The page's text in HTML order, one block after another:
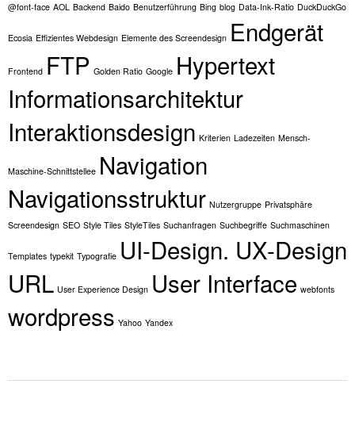
@font-face AOL Backend Baido Benutzerführung Bing blog Data-Ink-Ratio DuckDuckGo
Ecosia Effizientes Webdesign Elemente des Screendesign Endgerät
Frontend FTP Golden Ratio Google Hypertext
Informationsarchitektur
Interaktionsdesign Kriterien Ladezeiten Mensch-
Maschine-Schnittstellee Navigation
Navigationsstruktur Nutzergruppe Privatsphäre
Screendesign SEO Style Tiles StyleTiles Suchanfragen Suchbegriffe Suchmaschinen
Templates typekit Typografie UI-Design. UX-Design
URL User Experience Design User Interface webfonts
wordpress Yahoo Yandex